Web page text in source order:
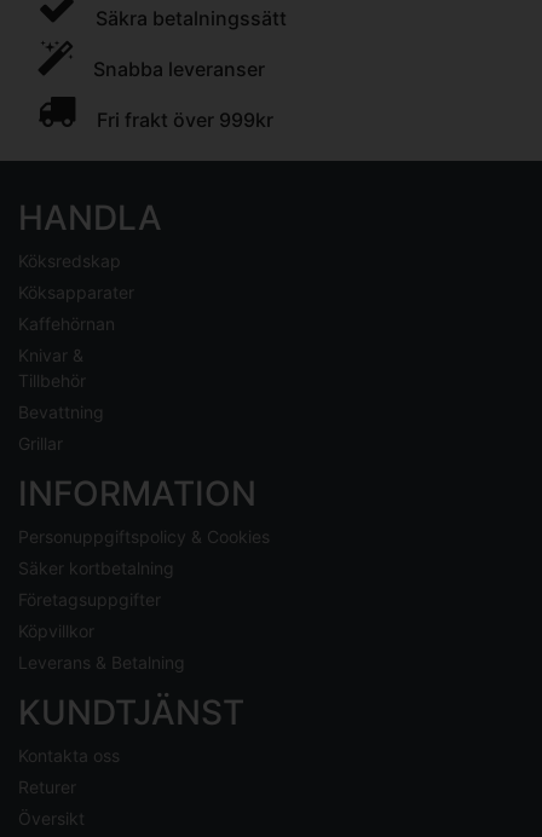
Säkra betalningssätt
Snabba leveranser
Fri frakt över 999kr
HANDLA
Köksredskap
Köksapparater
Kaffehörnan
Knivar &
Tillbehör
Bevattning
Grillar
INFORMATION
Personuppgiftspolicy & Cookies
Säker kortbetalning
Företagsuppgifter
Köpvillkor
Leverans & Betalning
KUNDTJÄNST
Kontakta oss
Returer
Översikt